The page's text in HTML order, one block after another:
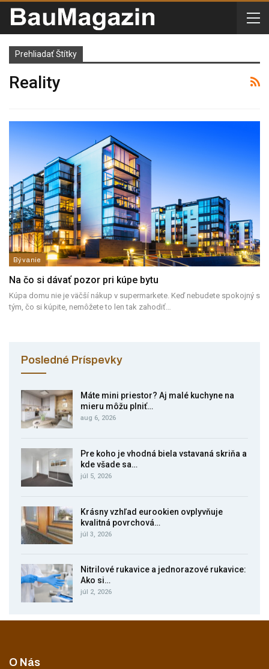
Prehliadať Štítky
Reality
Bývanie
Na čo si dávať pozor pri kúpe bytu
Kúpa domu nie je väčší nákup v supermarkete. Keď nebudete spokojný s
tým, čo si kúpite, nemôžete to len tak zahodiť…
Posledné Príspevky
Máte mini priestor? Aj malé kuchyne na
mieru môžu plniť…
aug 6, 2026
Pre koho je vhodná biela vstavaná skriňa a
kde všade sa…
júl 5, 2026
Krásny vzhľad eurookien ovplyvňuje
kvalitná povrchová…
júl 3, 2026
Nitrilové rukavice a jednorazové rukavice:
Ako si…
júl 2, 2026
O Nás